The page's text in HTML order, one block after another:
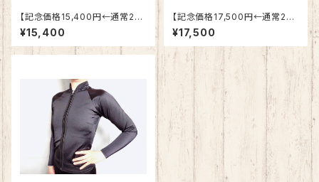
【記念価格15,400円←通常21,
600円】メンズ用 保温水着ボ
トムス S,Mサイズ
¥15,400
【記念価格17,500円←通常24.
500円】メンズ用 保温水着トッ
プス S,M,Lサイズ
¥17,500